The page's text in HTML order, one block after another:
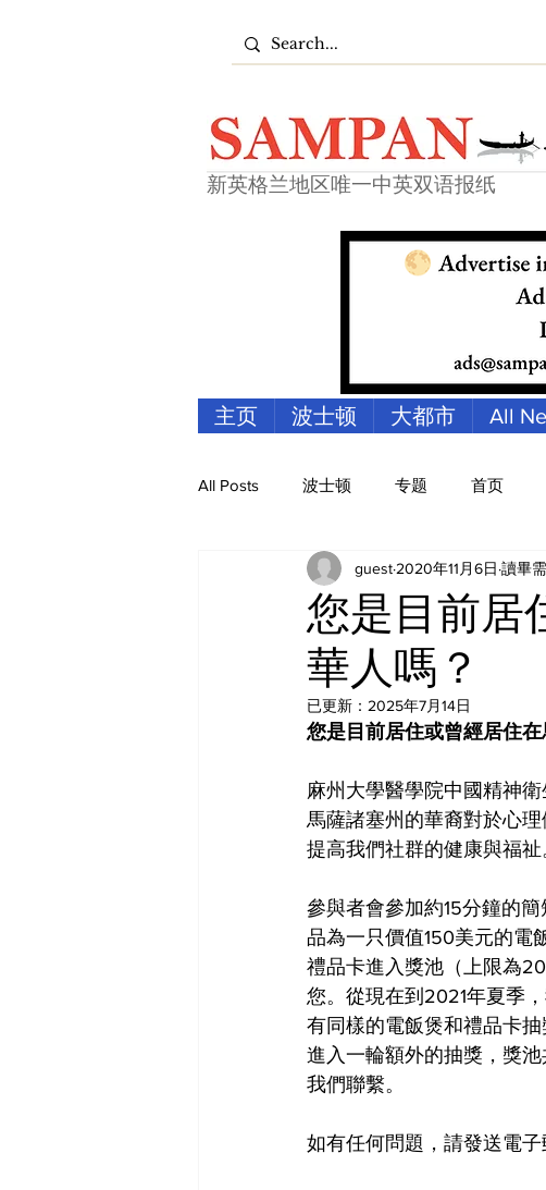
新英格兰地区唯一中英双语报纸
主页 波士顿 大都市 All
All Posts 波士顿 专题 首页
您是目前居
華人嗎？
guest 2020年11月6日 讀畢
已更新： 2025年7月14日
您是目前居住或曾經居住
麻州大學醫學院中國精神
馬薩諸塞州的華裔對於心
提高我們社群的健康與福祉
參與者會參加約15分鐘的
品為一只價值150美元的電
禮品卡進入獎池（上限為
您。從現在到2021年夏季
有同樣的電飯煲和禮品卡
進入一輪額外的抽獎，獎
我們聯繫。
如有任何問題，請發送電子